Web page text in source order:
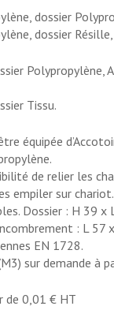
dossier
dossier Résille,
Polypropylène,
Tissu.
équipée
de relier les
empiler sur chariot.
Dossier : H 39 x
: L 57
EN 1728.
sur demande à
de 0,01 € HT